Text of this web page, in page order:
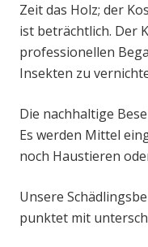
Zeit das Holz; der
ist beträchtlich. Der
professionellen
Insekten zu
Die nachhaltige
Es werden Mittel
noch Haustieren
Unsere
punktet mit